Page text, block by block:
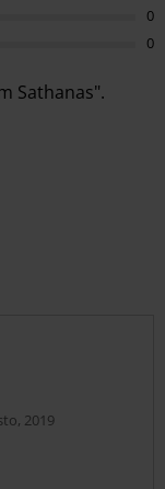
0
0
Sathanas".
2019